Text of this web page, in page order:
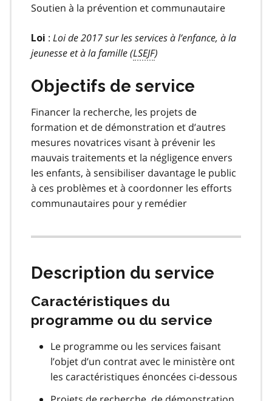
Soutien à la prévention et communautaire
Loi : Loi de 2017 sur les services à l’enfance, à la
jeunesse et à la famille (LSEJF)
Objectifs de service
Financer la recherche, les projets de
formation et de démonstration et d’autres
mesures novatrices visant à prévenir les
mauvais traitements et la négligence envers
les enfants, à sensibiliser davantage le public
à ces problèmes et à coordonner les efforts
communautaires pour y remédier
Description du service
Caractéristiques du
programme ou du service
Le programme ou les services faisant
l’objet d’un contrat avec le ministère ont
les caractéristiques énoncées ci-dessous